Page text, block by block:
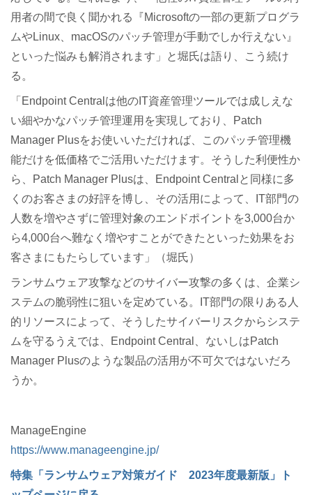
用者の間で良く聞かれる『Microsoftの一部の更新プログラ
ムやLinux、macOSのパッチ管理が手動でしか行えない』
といった悩みも解消されます」と堀氏は語り、こう続け
る。
「Endpoint Centralは他のIT資産管理ツールでは成しえな
い細やかなパッチ管理運用を実現しており、Patch
Manager Plusをお使いいただければ、このパッチ管理機
能だけを低価格でご活用いただけます。そうした利便性か
ら、Patch Manager Plusは、Endpoint Centralと同様に多
くのお客さまの好評を博し、その活用によって、IT部門の
人数を増やさずに管理対象のエンドポイントを3,000台か
ら4,000台へ難なく増やすことができたといった効果をお
客さまにもたらしています」（堀氏）
ランサムウェア攻撃などのサイバー攻撃の多くは、企業シ
ステムの脆弱性に狙いを定めている。IT部門の限りある人
的リソースによって、そうしたサイバーリスクからシステ
ムを守るうえでは、Endpoint Central、ないしはPatch
Manager Plusのような製品の活用が不可欠ではないだろ
うか。
ManageEngine
https://www.manageengine.jp/
特集「ランサムウェア対策ガイド 2023年度最新版」ト